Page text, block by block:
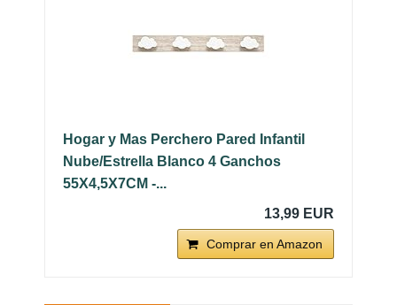
Hogar y Mas Perchero Pared Infantil
Nube/Estrella Blanco 4 Ganchos
55X4,5X7CM -...
13,99 EUR
Comprar en Amazon